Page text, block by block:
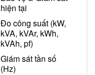
hiện tại
Đo công suất (kW,
kVA, kVAr, kWh,
kVAh, pf)
Giám sát tần số
(Hz)